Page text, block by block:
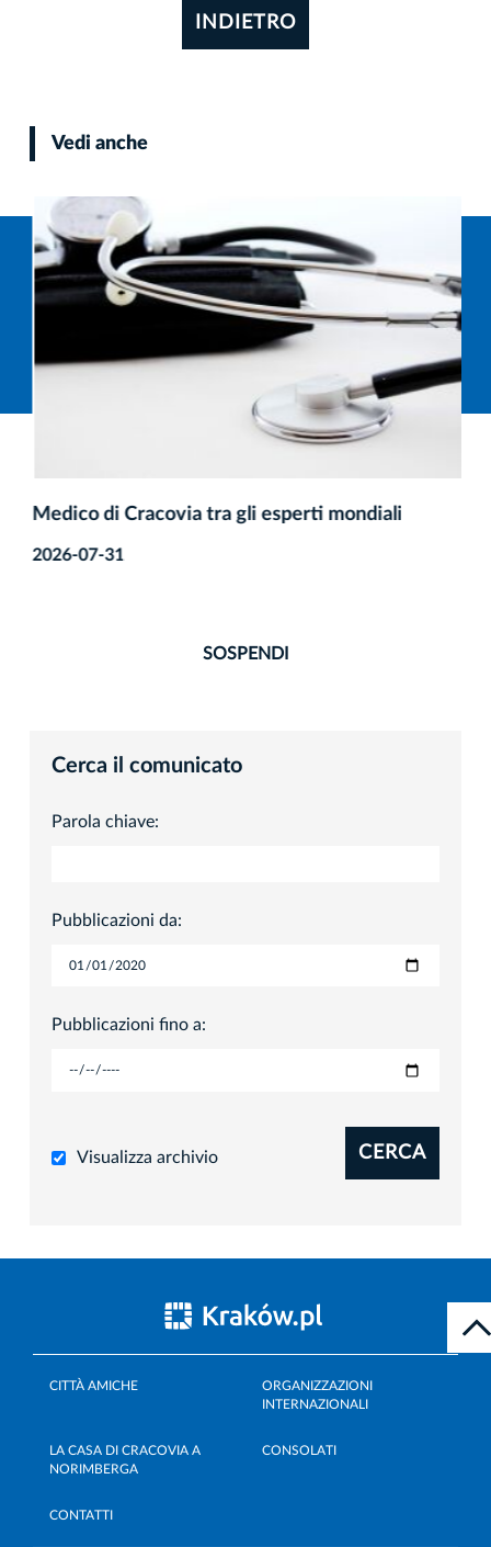
INDIETRO
Vedi anche
Medico di Cracovia tra gli esperti mondiali
2026-07-31
SOSPENDI
Cerca il comunicato
Parola chiave:
Pubblicazioni da:
Pubblicazioni fino a:
Visualizza archivio CERCA
CITTÀ AMICHE
ORGANIZZAZIONI
INTERNAZIONALI
LA CASA DI CRACOVIA A
NORIMBERGA
CONSOLATI
CONTATTI